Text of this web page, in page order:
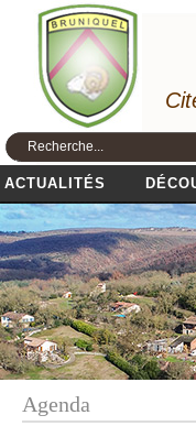
ACTUALITÉS
Agenda